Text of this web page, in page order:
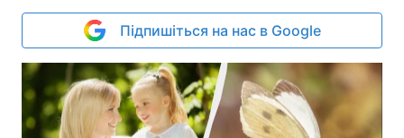
Підпишіться на нас в Google